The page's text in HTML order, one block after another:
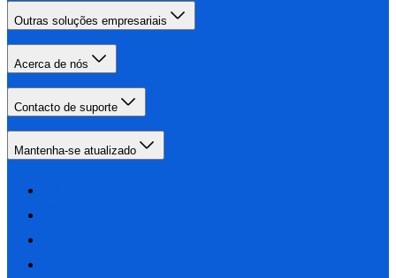
Outras soluções empresariais
Acerca de nós
Contacto de suporte
Mantenha-se atualizado